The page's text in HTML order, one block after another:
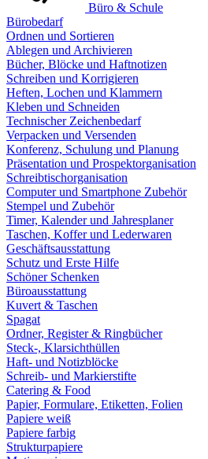
Büro & Schule
Bürobedarf
Ordnen und Sortieren
Ablegen und Archivieren
Bücher, Blöcke und Haftnotizen
Schreiben und Korrigieren
Heften, Lochen und Klammern
Kleben und Schneiden
Technischer Zeichenbedarf
Verpacken und Versenden
Konferenz, Schulung und Planung
Präsentation und Prospektorganisation
Schreibtischorganisation
Computer und Smartphone Zubehör
Stempel und Zubehör
Timer, Kalender und Jahresplaner
Taschen, Koffer und Lederwaren
Geschäftsausstattung
Schutz und Erste Hilfe
Schöner Schenken
Büroausstattung
Kuvert & Taschen
Spagat
Ordner, Register & Ringbücher
Steck-, Klarsichthüllen
Haft- und Notizblöcke
Schreib- und Markierstifte
Catering & Food
Papier, Formulare, Etiketten, Folien
Papiere weiß
Papiere farbig
Strukturpapiere